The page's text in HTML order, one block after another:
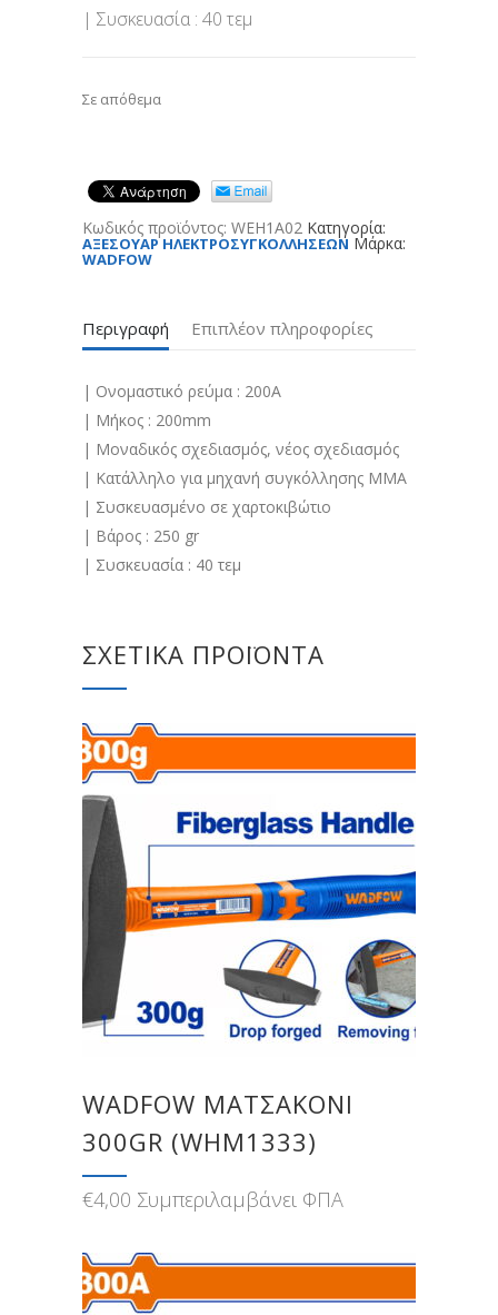
| Συσκευασία : 40 τεμ
Σε απόθεμα
Κωδικός προϊόντος: WEH1A02 Κατηγορία:
ΑΞΕΣΟΥΑΡ ΗΛΕΚΤΡΟΣΥΓΚΟΛΛΗΣΕΩΝ Μάρκα:
WADFOW
Περιγραφή Επιπλέον πληροφορίες
| Ονομαστικό ρεύμα : 200A
| Μήκος : 200mm
| Μοναδικός σχεδιασμός, νέος σχεδιασμός
| Κατάλληλο για μηχανή συγκόλλησης ΜΜΑ
| Συσκευασμένο σε χαρτοκιβώτιο
| Βάρος : 250 gr
| Συσκευασία : 40 τεμ
ΣΧΕΤΙΚΆ ΠΡΟΪΌΝΤΑ
WADFOW ΜΑΤΣΑΚΟΝΙ
300GR (WHM1333)
€4,00 Συμπεριλαμβάνει ΦΠΑ